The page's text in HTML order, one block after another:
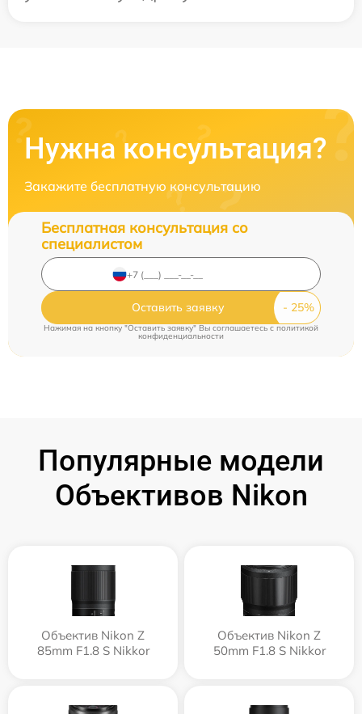
Нужна консультация?
Закажите бесплатную консультацию
Бесплатная консультация со
специалистом
Оставить заявку
Нажимая на кнопку "Оставить заявку" Вы соглашаетесь cполитикой
конфиденциальности
Популярные модели
Объективов Nikon
Объектив Nikon Z
85mm F1.8 S Nikkor
Объектив Nikon Z
50mm F1.8 S Nikkor